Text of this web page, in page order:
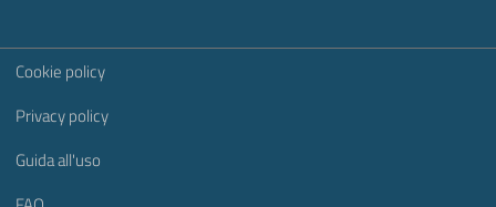
Sezione Link Utili
Cookie policy
Privacy policy
Guida all'uso